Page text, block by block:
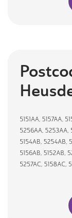
5151AA, 5157AA,
5256AA, 5253AA,
5154AB, 5254AB,
5156AB, 5152AB,
5257AC, 5158AC,